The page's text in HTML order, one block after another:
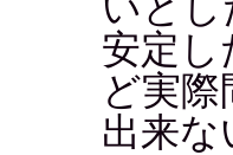
安定し
ど実際
出来